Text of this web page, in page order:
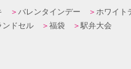
バレンタインデー ホワイト
ンドセル 福袋 駅弁大会